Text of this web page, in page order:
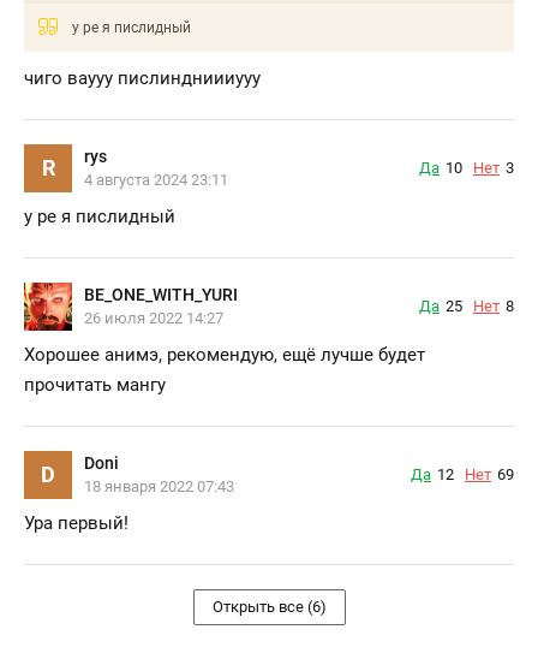
у ре я пислидный
чиго ваууу пислиндниииууу
R rys
4 августа 2024 23:11
Да 10 Нет 3
у ре я пислидный
BE_ONE_WITH_YURI
26 июля 2022 14:27
Да 25 Нет 8
Хорошее анимэ, рекомендую, ещё лучше будет
прочитать мангу
D Doni
18 января 2022 07:43
Да 12 Нет 69
Ура первый!
Открыть все (6)